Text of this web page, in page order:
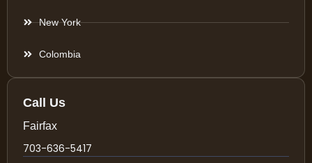
New York
Colombia
Call Us
Fairfax
703-636-5417